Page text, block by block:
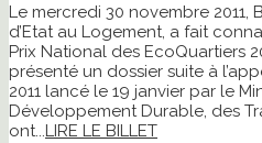
Le mercredi 30 novembre 2011,
d’Etat au Logement, a fait
Prix National des EcoQuartiers
présenté un dossier suite à
2011 lancé le 19 janvier par le
Développement Durable, des
ont...LIRE LE BILLET